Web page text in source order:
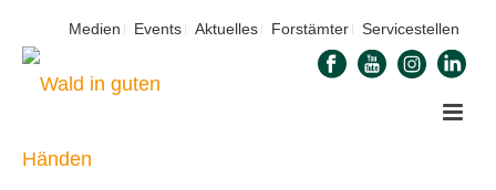
Medien Events Aktuelles Forstämter Servicestellen